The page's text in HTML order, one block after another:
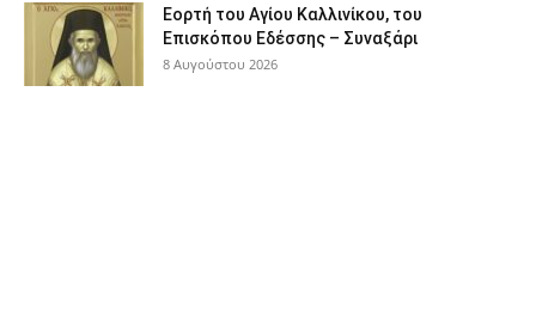
Εορτή του Αγίου Καλλινίκου, του
Επισκόπου Εδέσσης – Συναξάρι
8 Αυγούστου 2026